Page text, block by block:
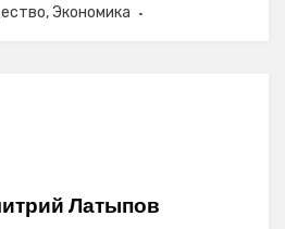
,Экономика
Латыпов